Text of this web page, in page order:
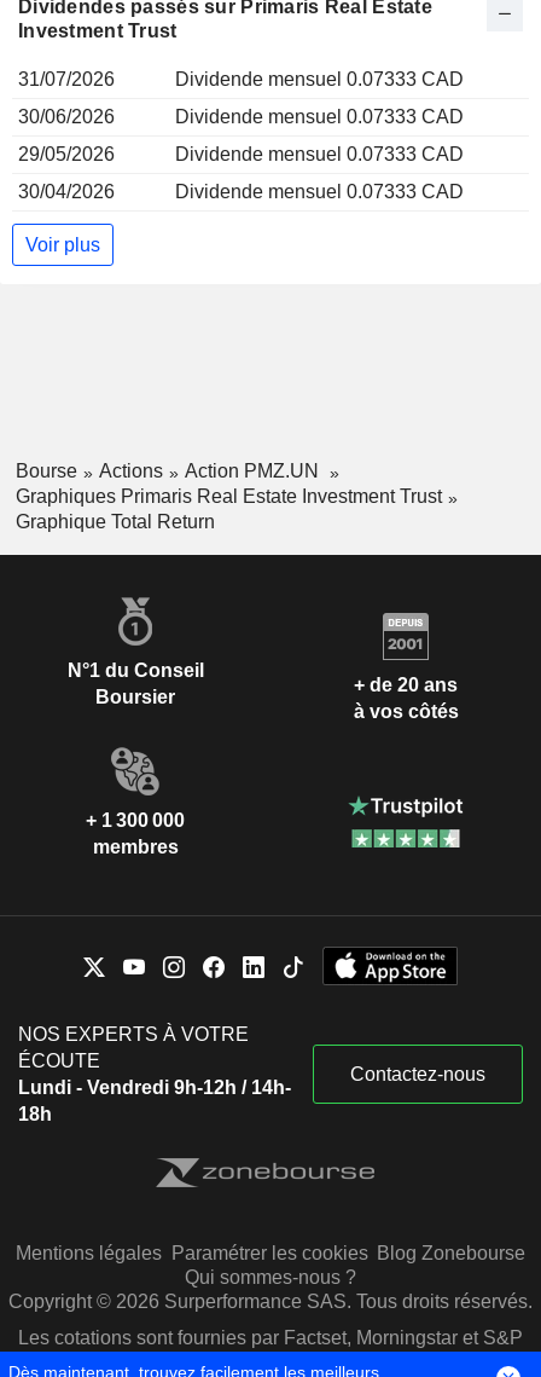
Dividendes passés sur Primaris Real Estate
Investment Trust
31/07/2026
Dividende mensuel 0.07333 CAD
30/06/2026
Dividende mensuel 0.07333 CAD
29/05/2026
Dividende mensuel 0.07333 CAD
30/04/2026
Dividende mensuel 0.07333 CAD
Voir plus
Bourse Actions
Action PMZ.UN
Graphiques Primaris Real Estate Investment Trust
Graphique Total Return
N°1 du Conseil
Boursier
+ de 20 ans
à vos côtés
+ 1 300 000
membres
NOS EXPERTS À VOTRE
ÉCOUTE
Lundi - Vendredi 9h-12h / 14h-
18h
Contactez-nous
Mentions légales Paramétrer les cookies Blog Zonebourse
Qui sommes-nous ?
Copyright © 2026 Surperformance SAS. Tous droits réservés.
Les cotations sont fournies par Factset, Morningstar et S&P
Capital IQ
Dès maintenant, trouvez facilement les meilleurs